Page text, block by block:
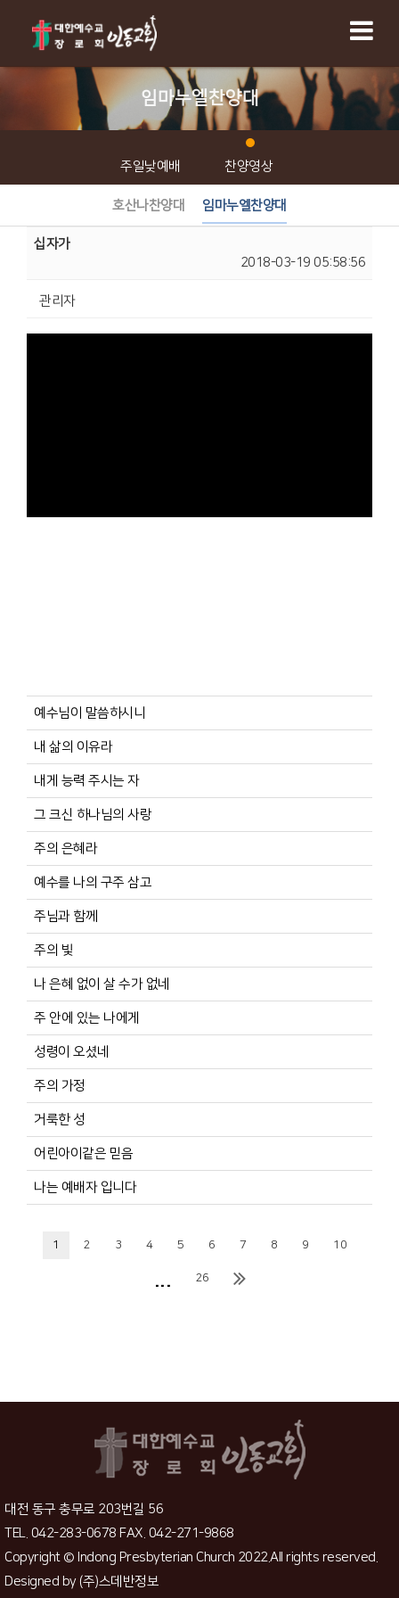
임마누엘찬양대
주일낮예배 찬양영상
호산나찬양대 임마누엘찬양대
십자가
2018-03-19 05:58:56
관리자
예수님이 말씀하시니
내 삶의 이유라
내게 능력 주시는 자
그 크신 하나님의 사랑
주의 은혜라
예수를 나의 구주 삼고
주님과 함께
주의 빛
나 은혜 없이 살 수가 없네
주 안에 있는 나에게
성령이 오셨네
주의 가정
거룩한 성
어린아이같은 믿음
나는 예배자 입니다
1 2 3 4 5 6 7 8 9 10
... 26
대전 동구 충무로 203번길 56
TEL. 042-283-0678 FAX. 042-271-9868
Copyright © Indong Presbyterian Church 2022.All rights reserved.
Designed by(주)스데반정보